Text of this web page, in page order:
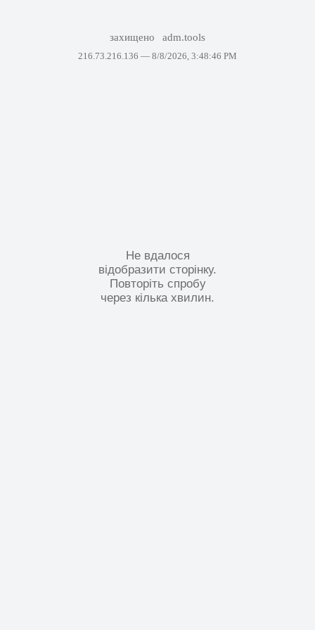
захищено adm.tools
216.73.216.136 — 8/8/2026, 3:48:46 PM
Не вдалося
відобразити сторінку.
Повторіть спробу
через кілька хвилин.